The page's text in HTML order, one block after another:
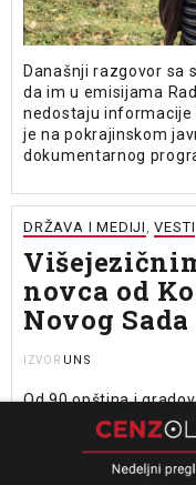
Današnji razgovor sa
da im u emisijama
nedostaju informacije
je na pokrajinskom
dokumentarnog
DRŽAVA I MEDIJI ,VESTI
novca od
Novog Sada
IZVOR UNS
Od 90 opština i
sredstva za projekte
konkursima za
godini. Najviše novca